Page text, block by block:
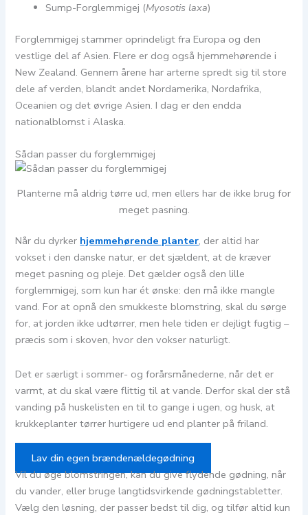
Sump-Forglemmigej (Myosotis laxa)
Forglemmigej stammer oprindeligt fra Europa og den
vestlige del af Asien. Flere er dog også hjemmehørende i
New Zealand. Gennem årene har arterne spredt sig til store
dele af verden, blandt andet Nordamerika, Nordafrika,
Oceanien og det øvrige Asien. I dag er den endda
nationalblomst i Alaska.
Sådan passer du forglemmigej
Planterne må aldrig tørre ud, men ellers har de ikke brug for
meget pasning.
Når du dyrker hjemmehørende planter, der altid har
vokset i den danske natur, er det sjældent, at de kræver
meget pasning og pleje. Det gælder også den lille
forglemmigej, som kun har ét ønske: den må ikke mangle
vand. For at opnå den smukkeste blomstring, skal du sørge
for, at jorden ikke udtørrer, men hele tiden er dejligt fugtig –
præcis som i skoven, hvor den vokser naturligt.
Det er særligt i sommer- og forårsmånederne, når det er
varmt, at du skal være flittig til at vande. Derfor skal der stå
vanding på huskelisten en til to gange i ugen, og husk, at
krukkeplanter tørrer hurtigere ud end planter på friland.
Lav din egen brændenældegødning
Vil du øge blomstringen, kan du give flydende gødning, når
du vander, eller bruge langtidsvirkende gødningstabletter.
Vælg den løsning, der passer bedst til dig, og tilfør altid kun